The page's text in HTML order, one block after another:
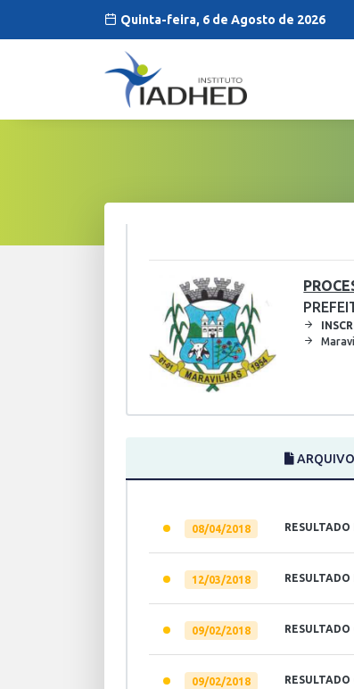
Quinta-feira, 6 de Agosto de 2026
08/04/2018
12/03/2018 RESULTADO
09/02/2018
09/02/2018